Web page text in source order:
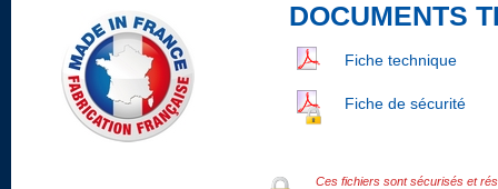
DOCUMENTS
Fiche technique
Fiche de sécurité
Ces fichiers sont sécurisés et